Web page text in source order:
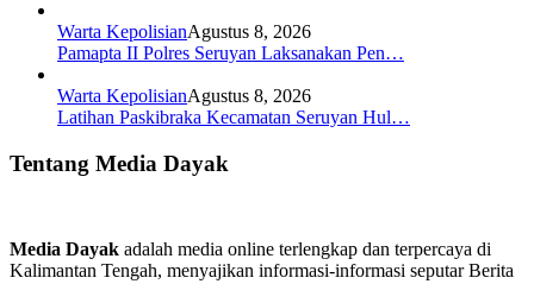
Warta KepolisianAgustus 8, 2026
Pamapta II Polres Seruyan Laksanakan Pen…
Warta KepolisianAgustus 8, 2026
Latihan Paskibraka Kecamatan Seruyan Hul…
Tentang Media Dayak
Media Dayak adalah media online terlengkap dan terpercaya di
Kalimantan Tengah, menyajikan informasi-informasi seputar Berita